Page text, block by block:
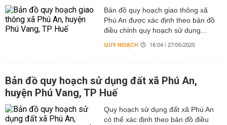
Bản đồ quy hoạch giao thông xã
Phú An được xác định theo bản đồ
điều chỉnh quy hoạch sử dụng...
QUY HOẠCH 16:04 | 27/05/2025
Bản đồ quy hoạch sử dụng đất xã Phú An,
huyện Phú Vang, TP Huế
Quy hoạch sử dụng đất xã Phú An
có thể xác định theo bản đồ điều